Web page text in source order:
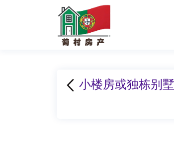
小楼房或独栋别